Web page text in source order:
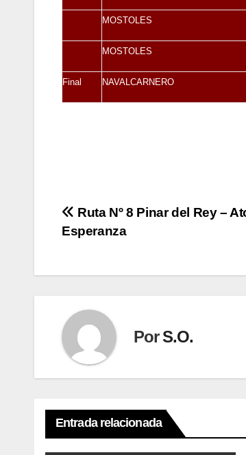
MOSTOLES
MOSTOLES
Final NAVALCARNERO
Navegación
de
entradas
Ruta Nº 8 Pinar del Rey –
Esperanza
PorS.O.
Entrada relacionada